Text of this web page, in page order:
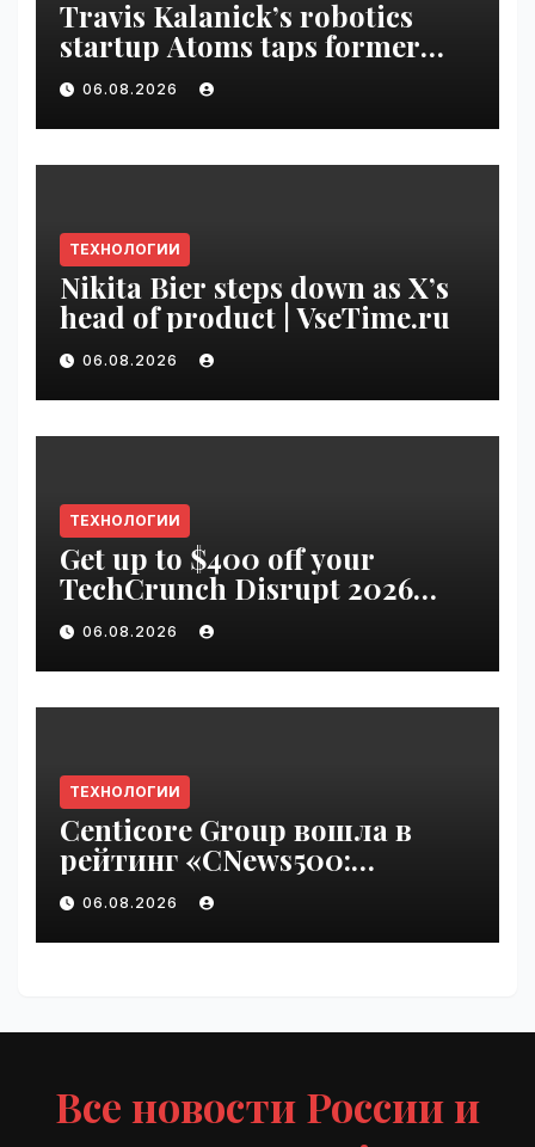
Travis Kalanick’s robotics
startup Atoms taps former
Uber finance chief as CFO |
VseTime.ru
06.08.2026
ТЕХНОЛОГИИ
Nikita Bier steps down as X’s
head of product | VseTime.ru
06.08.2026
ТЕХНОЛОГИИ
Get up to $400 off your
TechCrunch Disrupt 2026
pass until Friday | VseTime.ru
06.08.2026
ТЕХНОЛОГИИ
Centicore Group вошла в
рейтинг «CNews500:
Крупнейшие ИТ-компании
России» | VseTime.ru
06.08.2026
Все новости России и